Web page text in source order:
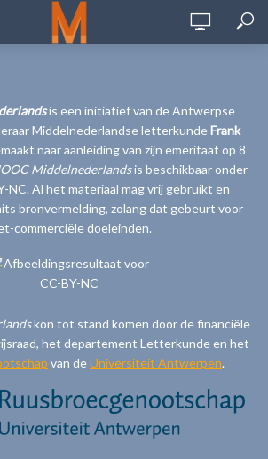
is een initiatief van de Antwerpse
Middelnederlandse letterkundeFrank
naar aanleiding van zijn emeritaat op 8
Middelnederlandsis beschikbaar onder
NC. Al het materiaal mag vrij gebruikt en
bronvermelding, zolang dat gebeurt voor
commerciële doeleinden.
kon tot stand komen door de financiële
het departement Letterkunde en het
van deUniversiteit Antwerpen.